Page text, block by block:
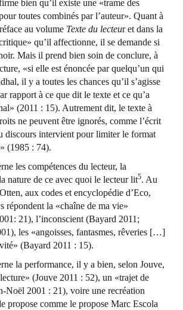
bien qu’il existe une «trame des
toutes combinés par l’auteur». Quant à
au volume Texte du lecteur et dans la
qu’il affectionne, il se demande si
Mais il prend bien soin de conclure, à
«si elle est énoncée par quelqu’un qui
il y a toutes les chances qu’il s’agisse
rapport à ce que dit le texte et ce qu’a
(2011 : 15). Autrement dit, le texte à
ne peuvent être ignorés, comme l’écrit
discours intervient pour limiter le format
(1985 : 74).
les compétences du lecteur, la
nature de ce avec quoi le lecteur lit5. Au
aux codes et encyclopédie d’Eco,
répondent la «chaîne de ma vie»
21), l’inconscient (Bayard 2011;
les «angoisses, fantasmes, rêveries […]
(Bayard 2011 : 15).
la performance, il y a bien, selon Jouve,
(Jouve 2011 : 52), un «trajet de
Noël 2001 : 21), voire une recréation
propose comme le propose Marc Escola